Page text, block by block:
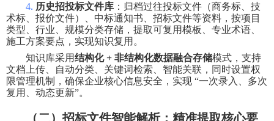
4. 历史招投标文件库 ：归档过往投标文件（商务标、技
术标、报价文件）、中标通知书、招标文件等资料，按项目
类型、行业、规模分类存储，提取可复用模板、专业术语、
施工方案要点，实现知识复用。
知识库采用结构化+ 非结构化数据融合存储模式，支持
文档上传、自动分类、关键词检索、智能关联，同时设置权
限管理机制，确保企业核心信息安全，实现 “一次录入、多次
复用、动态更新”。
（二）招标文件智能解析：精准提取核心要